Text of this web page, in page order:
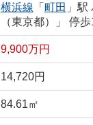
横浜線 「 町田 」
（東京都）」 停
9,900万円
14,720円
84.61㎡